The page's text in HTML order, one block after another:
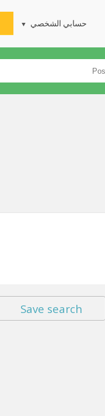
حسابي الشخصي
Save search